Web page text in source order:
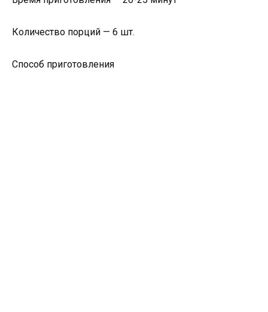
Количество порций — 6 шт.
Способ приготовления